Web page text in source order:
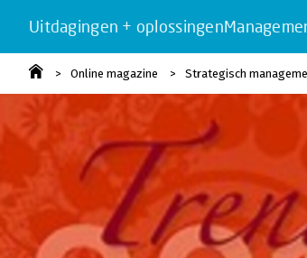
Uitdagingen + oplossingen
Online magazine Strategisch